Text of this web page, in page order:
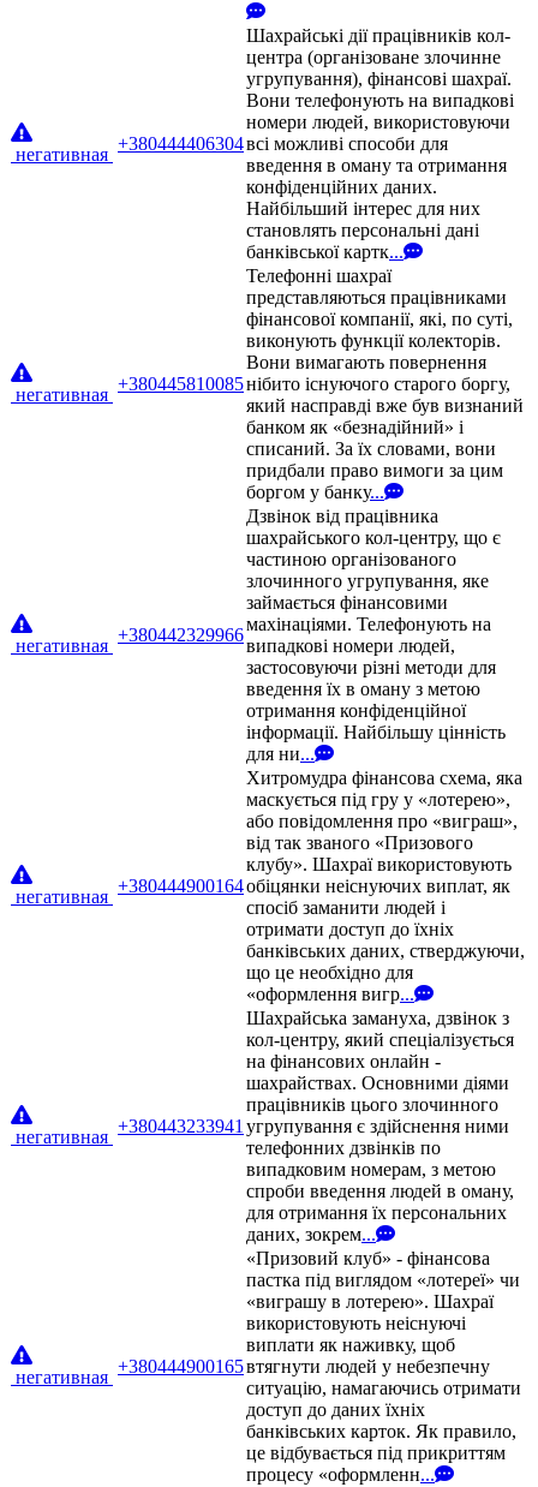
негативная
+380444406304
Шахрайські дії працівників кол-
центра (організоване злочинне
угрупування), фінансові шахраї.
Вони телефонують на випадкові
номери людей, використовуючи
всі можливі способи для
введення в оману та отримання
конфіденційних даних.
Найбільший інтерес для них
становлять персональні дані
банківської картк...
негативная
+380445810085
Телефонні шахраї
представляються працівниками
фінансової компанії, які, по суті,
виконують функції колекторів.
Вони вимагають повернення
нібито існуючого старого боргу,
який насправді вже був визнаний
банком як «безнадійний» і
списаний. За їх словами, вони
придбали право вимоги за цим
боргом у банку...
негативная
+380442329966
Дзвінок від працівника
шахрайського кол-центру, що є
частиною організованого
злочинного угрупування, яке
займається фінансовими
махінаціями. Телефонують на
випадкові номери людей,
застосовуючи різні методи для
введення їх в оману з метою
отримання конфіденційної
інформації. Найбільшу цінність
для ни...
негативная
+380444900164
Хитромудра фінансова схема, яка
маскується під гру у «лотерею»,
або повідомлення про «виграш»,
від так званого «Призового
клубу». Шахраї використовують
обіцянки неіснуючих виплат, як
спосіб заманити людей і
отримати доступ до їхніх
банківських даних, стверджуючи,
що це необхідно для
«оформлення вигр...
негативная
+380443233941
Шахрайська замануха, дзвінок з
кол-центру, який спеціалізується
на фінансових онлайн -
шахрайствах. Основними діями
працівників цього злочинного
угрупування є здійснення ними
телефонних дзвінків по
випадковим номерам, з метою
спроби введення людей в оману,
для отримання їх персональних
даних, зокрем...
негативная
+380444900165
«Призовий клуб» - фінансова
пастка під виглядом «лотереї» чи
«виграшу в лотерею». Шахраї
використовують неіснуючі
виплати як наживку, щоб
втягнути людей у небезпечну
ситуацію, намагаючись отримати
доступ до даних їхніх
банківських карток. Як правило,
це відбувається під прикриттям
процесу «оформленн...